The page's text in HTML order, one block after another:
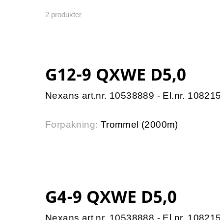
2 produkter
G12-9 QXWE D5,0
Nexans art.nr. 10538889 - El.nr.
Forpakning: Trommel (2000m)
G4-9 QXWE D5,0
Nexans art.nr. 10538888 - El.nr.